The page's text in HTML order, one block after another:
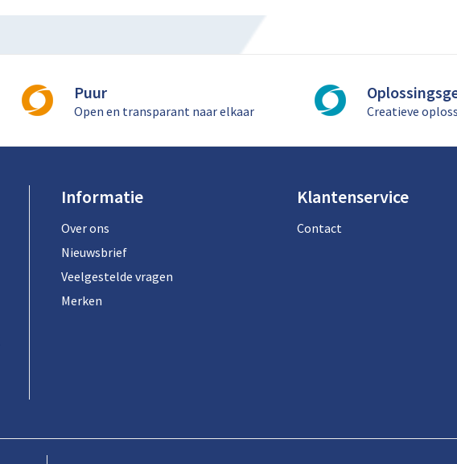
Puur
Open en transparant naar elkaar Creatieve
Informatie
Over ons
Nieuwsbrief
Veelgestelde vragen
Merken
Klantenservice
Contact